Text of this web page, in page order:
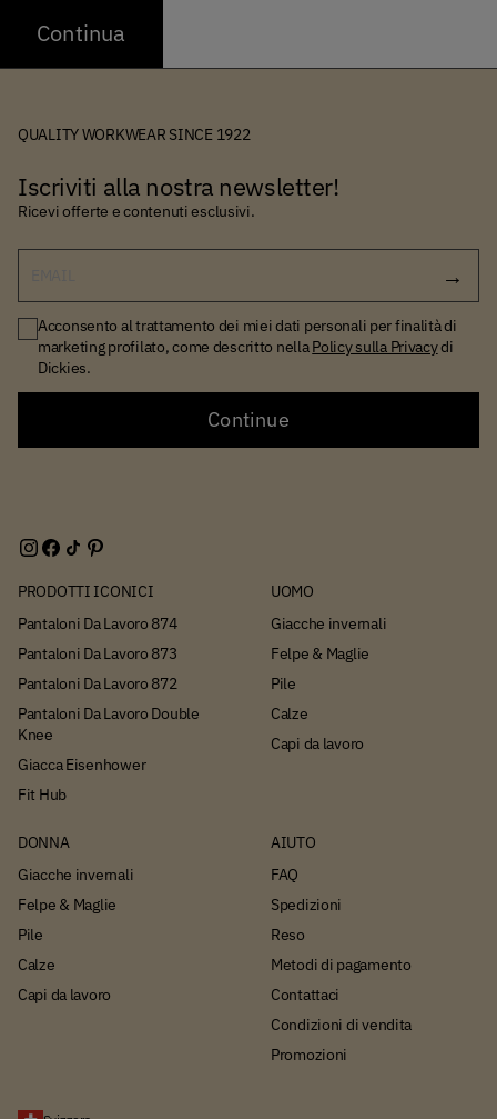
Continua
QUALITY WORKWEAR SINCE 1922
Iscriviti alla nostra newsletter!
Ricevi offerte e contenuti esclusivi.
Acconsento al trattamento dei miei dati personali per finalità di
marketing profilato, come descritto nellaPolicy sulla Privacydi
Dickies.
Continue
PRODOTTI ICONICI
Pantaloni Da Lavoro 874
Pantaloni Da Lavoro 873
Pantaloni Da Lavoro 872
Pantaloni Da Lavoro Double
Knee
Giacca Eisenhower
Fit Hub
UOMO
Giacche invernali
Felpe & Maglie
Pile
Calze
Capi da lavoro
DONNA
Giacche invernali
Felpe & Maglie
Pile
Calze
Capi da lavoro
AIUTO
FAQ
Spedizioni
Reso
Metodi di pagamento
Contattaci
Condizioni di vendita
Promozioni